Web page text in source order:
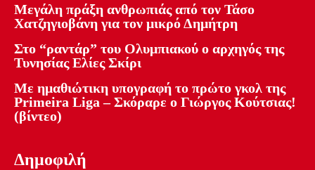
Μεγάλη πράξη ανθρωπιάς από τον Τάσο
Χατζηγιοβάνη για τον μικρό Δημήτρη
Στο “ραντάρ” του Ολυμπιακού ο αρχηγός της
Τυνησίας Ελίες Σκίρι
Με ημαθιώτικη υπογραφή το πρώτο γκολ της
Primeira Liga – Σκόραρε ο Γιώργος Κούτσιας!
(βίντεο)
Δημοφιλή